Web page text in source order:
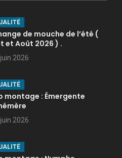
de mouche de l’été (
et Août 2026 ) .
2026
montage : Émergente
2026